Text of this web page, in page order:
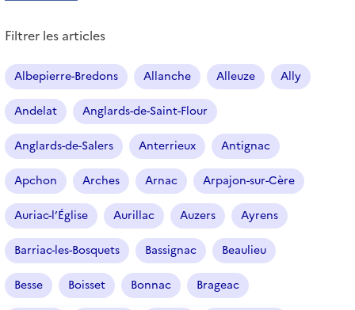
t
i
c
l
e
s
Filtrer les articles
Albepierre-Bredons Allanche Alleuze Ally
Andelat Anglards-de-Saint-Flour
Anglards-de-Salers Anterrieux Antignac
Apchon Arches Arnac Arpajon-sur-Cère
Auriac-l’Église Aurillac Auzers Ayrens
Barriac-les-Bosquets Bassignac Beaulieu
Besse Boisset Bonnac Brageac